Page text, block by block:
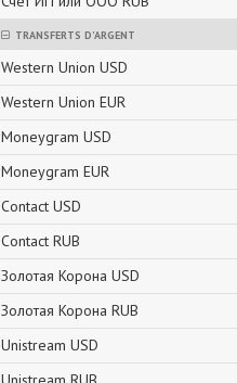
TRANSFERTS D'ARGENT
Western Union USD
Western Union EUR
Moneygram USD
Moneygram EUR
Contact USD
Contact RUB
Золотая Корона USD
Золотая Корона RUB
Unistream USD